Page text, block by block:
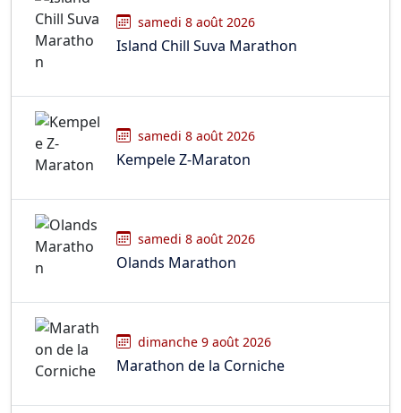
samedi 8 août 2026
Island Chill Suva Marathon
samedi 8 août 2026
Kempele Z-Maraton
samedi 8 août 2026
Olands Marathon
dimanche 9 août 2026
Marathon de la Corniche